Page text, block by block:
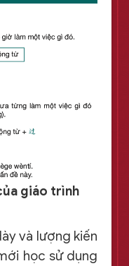
giáo trình
và lượng kiến
học sử dụng